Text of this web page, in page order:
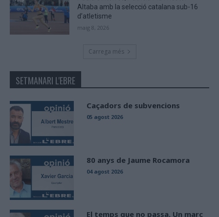
Altaba amb la selecció catalana sub-16
d’atletisme
maig 8, 2026
Carrega més
SETMANARI L'EBRE
Caçadors de subvencions
05 agost 2026
80 anys de Jaume Rocamora
04 agost 2026
El temps que no passa. Un marc